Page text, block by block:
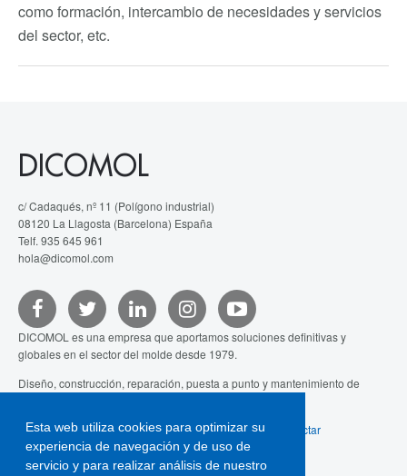
Esta web utiliza cookies para optimizar su
experiencia de navegación y de uso de
servicio y para realizar análisis de nuestro
como formación, intercambio de necesidades y servicios
del sector, etc.
DICOMOL
c/ Cadaqués, nº 11 (Polígono industrial)
08120 La Llagosta (Barcelona) España
Telf. 935 645 961
hola@dicomol.com
DICOMOL es una empresa que aportamos soluciones definitivas y
globales en el sector del molde desde 1979.
Diseño, construcción, reparación, puesta a punto y mantenimiento de
Aviso legal- Política de cookies-Webs de interés- Contactar